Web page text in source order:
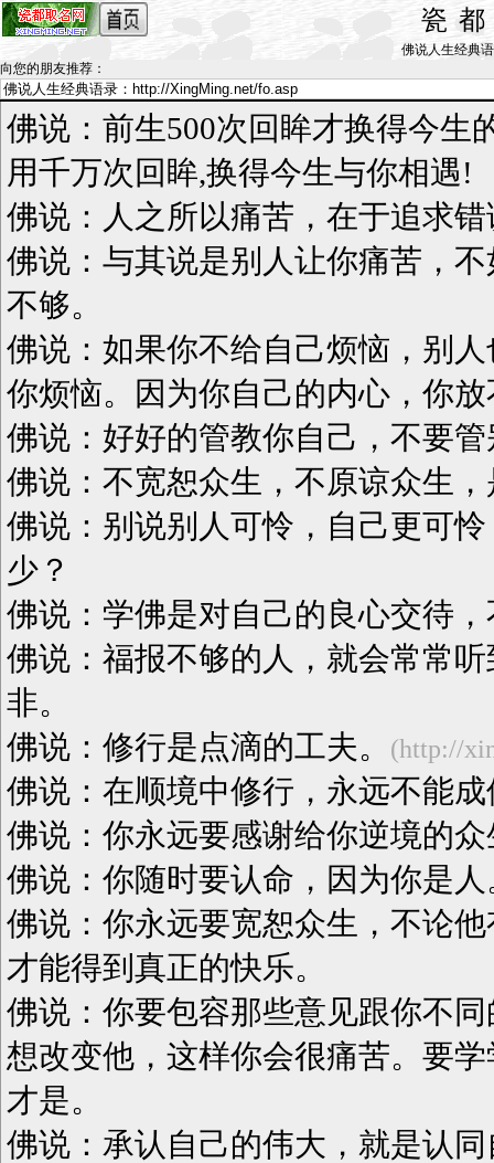
瓷
佛说人生经典
向您的朋友推荐 ：
佛说：前生500次回眸才换得今生
用千万次回眸,换得今生与你相遇!
佛说：人之所以痛苦，在于追求
佛说：与其说是别人让你痛苦，
不够。
佛说：如果你不给自己烦恼，别
你烦恼。因为你自己的内心，你
佛说：好好的管教你自己，不要
佛说：不宽恕众生，不原谅众生
佛说：别说别人可怜，自己更可
少？
佛说：学佛是对自己的良心交待
佛说：福报不够的人，就会常常
非。
佛说：修行是点滴的工夫。
(http://
佛说：在顺境中修行，永远不能成
佛说：你永远要感谢给你逆境的众
佛说：你随时要认命，因为你是人
佛说：你永远要宽恕众生，不论
才能得到真正的快乐。
佛说：你要包容那些意见跟你不
想改变他，这样你会很痛苦。要
才是。
佛说：承认自己的伟大，就是认